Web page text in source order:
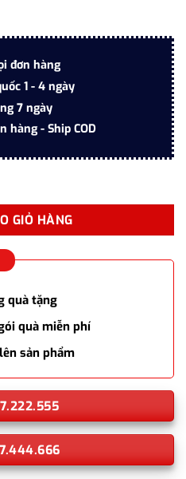
đơn hàng
1 - 4 ngày
7 ngày
hàng - Ship COD
Steel CT TB 1950871 cao cấp số
GIỎ HÀNG
quà tặng
quà miễn phí
sản phẩm